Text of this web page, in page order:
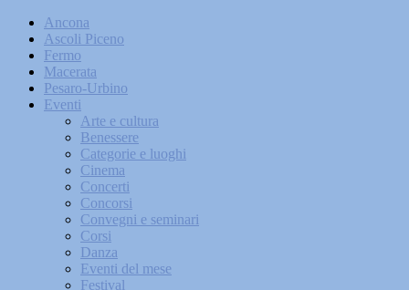
Ancona
Ascoli Piceno
Fermo
Macerata
Pesaro-Urbino
Eventi
Arte e cultura
Benessere
Categorie e luoghi
Cinema
Concerti
Concorsi
Convegni e seminari
Corsi
Danza
Eventi del mese
Festival